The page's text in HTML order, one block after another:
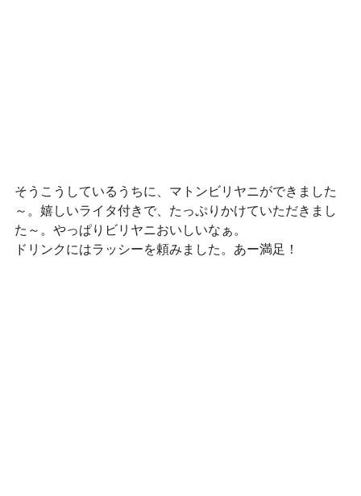
そうこうしているうちに、マトンビリヤニができました
～。嬉しいライタ付きで、たっぷりかけていただきまし
た～。やっぱりビリヤニおいしいなぁ。
ドリンクにはラッシーを頼みました。あー満足！